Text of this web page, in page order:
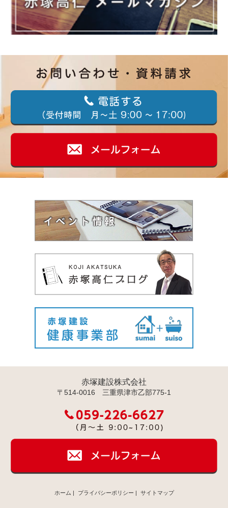
赤塚建設株式会社
〒514-0016 三重県津市乙部775-1
ホーム | プライバシーポリシー | サイトマップ